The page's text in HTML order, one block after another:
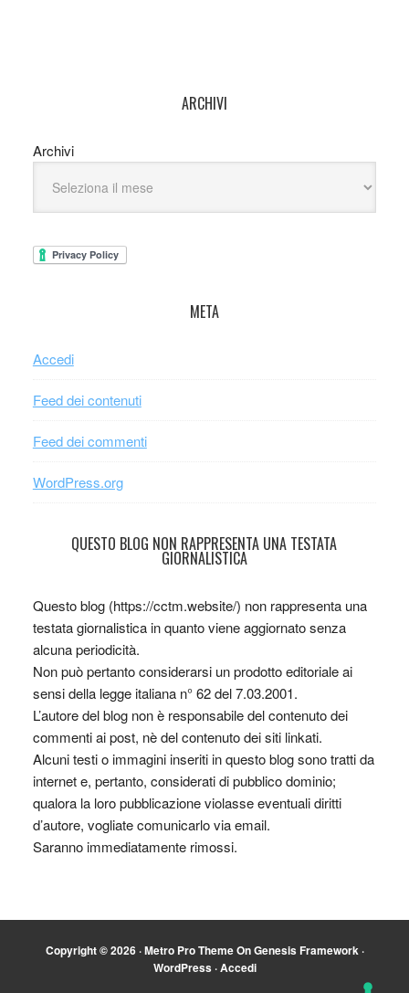
ARCHIVI
Archivi
META
Accedi
Feed dei contenuti
Feed dei commenti
WordPress.org
QUESTO BLOG NON RAPPRESENTA UNA TESTATA
GIORNALISTICA
Questo blog (https://cctm.website/) non rappresenta una
testata giornalistica in quanto viene aggiornato senza
alcuna periodicità.
Non può pertanto considerarsi un prodotto editoriale ai
sensi della legge italiana n° 62 del 7.03.2001.
L’autore del blog non è responsabile del contenuto dei
commenti ai post, nè del contenuto dei siti linkati.
Alcuni testi o immagini inseriti in questo blog sono tratti da
internet e, pertanto, considerati di pubblico dominio;
qualora la loro pubblicazione violasse eventuali diritti
d’autore, vogliate comunicarlo via email.
Saranno immediatamente rimossi.
Copyright © 2026 ·Metro Pro ThemeOnGenesis Framework·
WordPress·Accedi